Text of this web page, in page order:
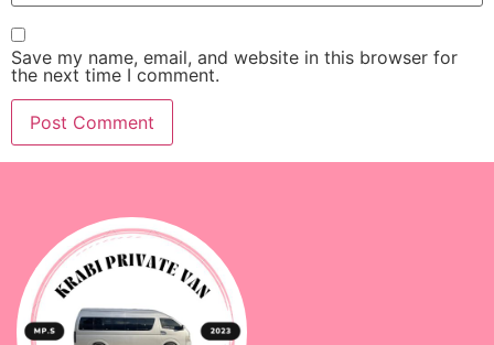
Save my name, email, and website in this browser for
the next time I comment.